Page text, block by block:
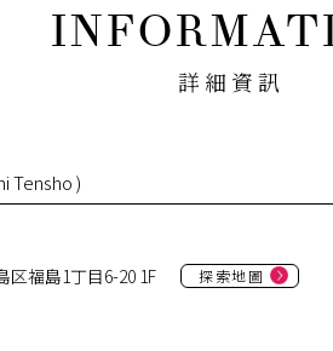
詳細資訊
Tensho )
区福島1丁目6-20 1F
探索地圖